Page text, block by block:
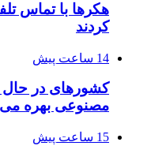
هکرها با تماس
کردند
14 ساعت پیش
کشورهای در حال
مصنوعی بهره
15 ساعت پیش